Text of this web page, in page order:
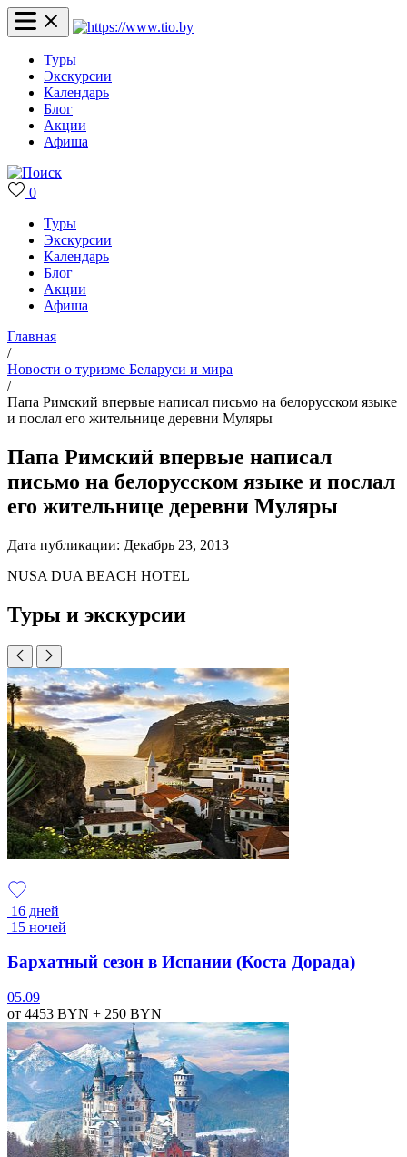
Туры
Экскурсии
Календарь
Блог
Акции
Афиша
0
Туры
Экскурсии
Календарь
Блог
Акции
Афиша
Главная
/
Новости о туризме Беларуси и мира
/
Папа Римский впервые написал письмо на белорусском языке
и послал его жительнице деревни Муляры
Папа Римский впервые написал
письмо на белорусском языке и послал
его жительнице деревни Муляры
Дата публикации: Декабрь 23, 2013
NUSA DUA BEACH HOTEL
Туры и экскурсии
16 дней
15 ночей
Бархатный сезон в Испании (Коста Дорада)
05.09
от 4453 BYN + 250 BYN